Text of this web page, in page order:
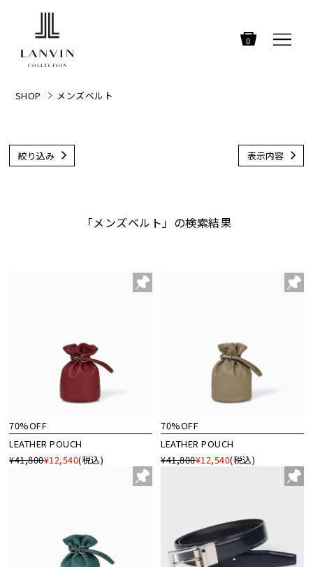
0
SHOP メンズベルト
絞り込み 表示内容
「メンズベルト」の検索結果
70%OFF
LEATHER POUCH
¥41,800¥12,540(税込)
70%OFF
LEATHER POUCH
¥41,800¥12,540(税込)